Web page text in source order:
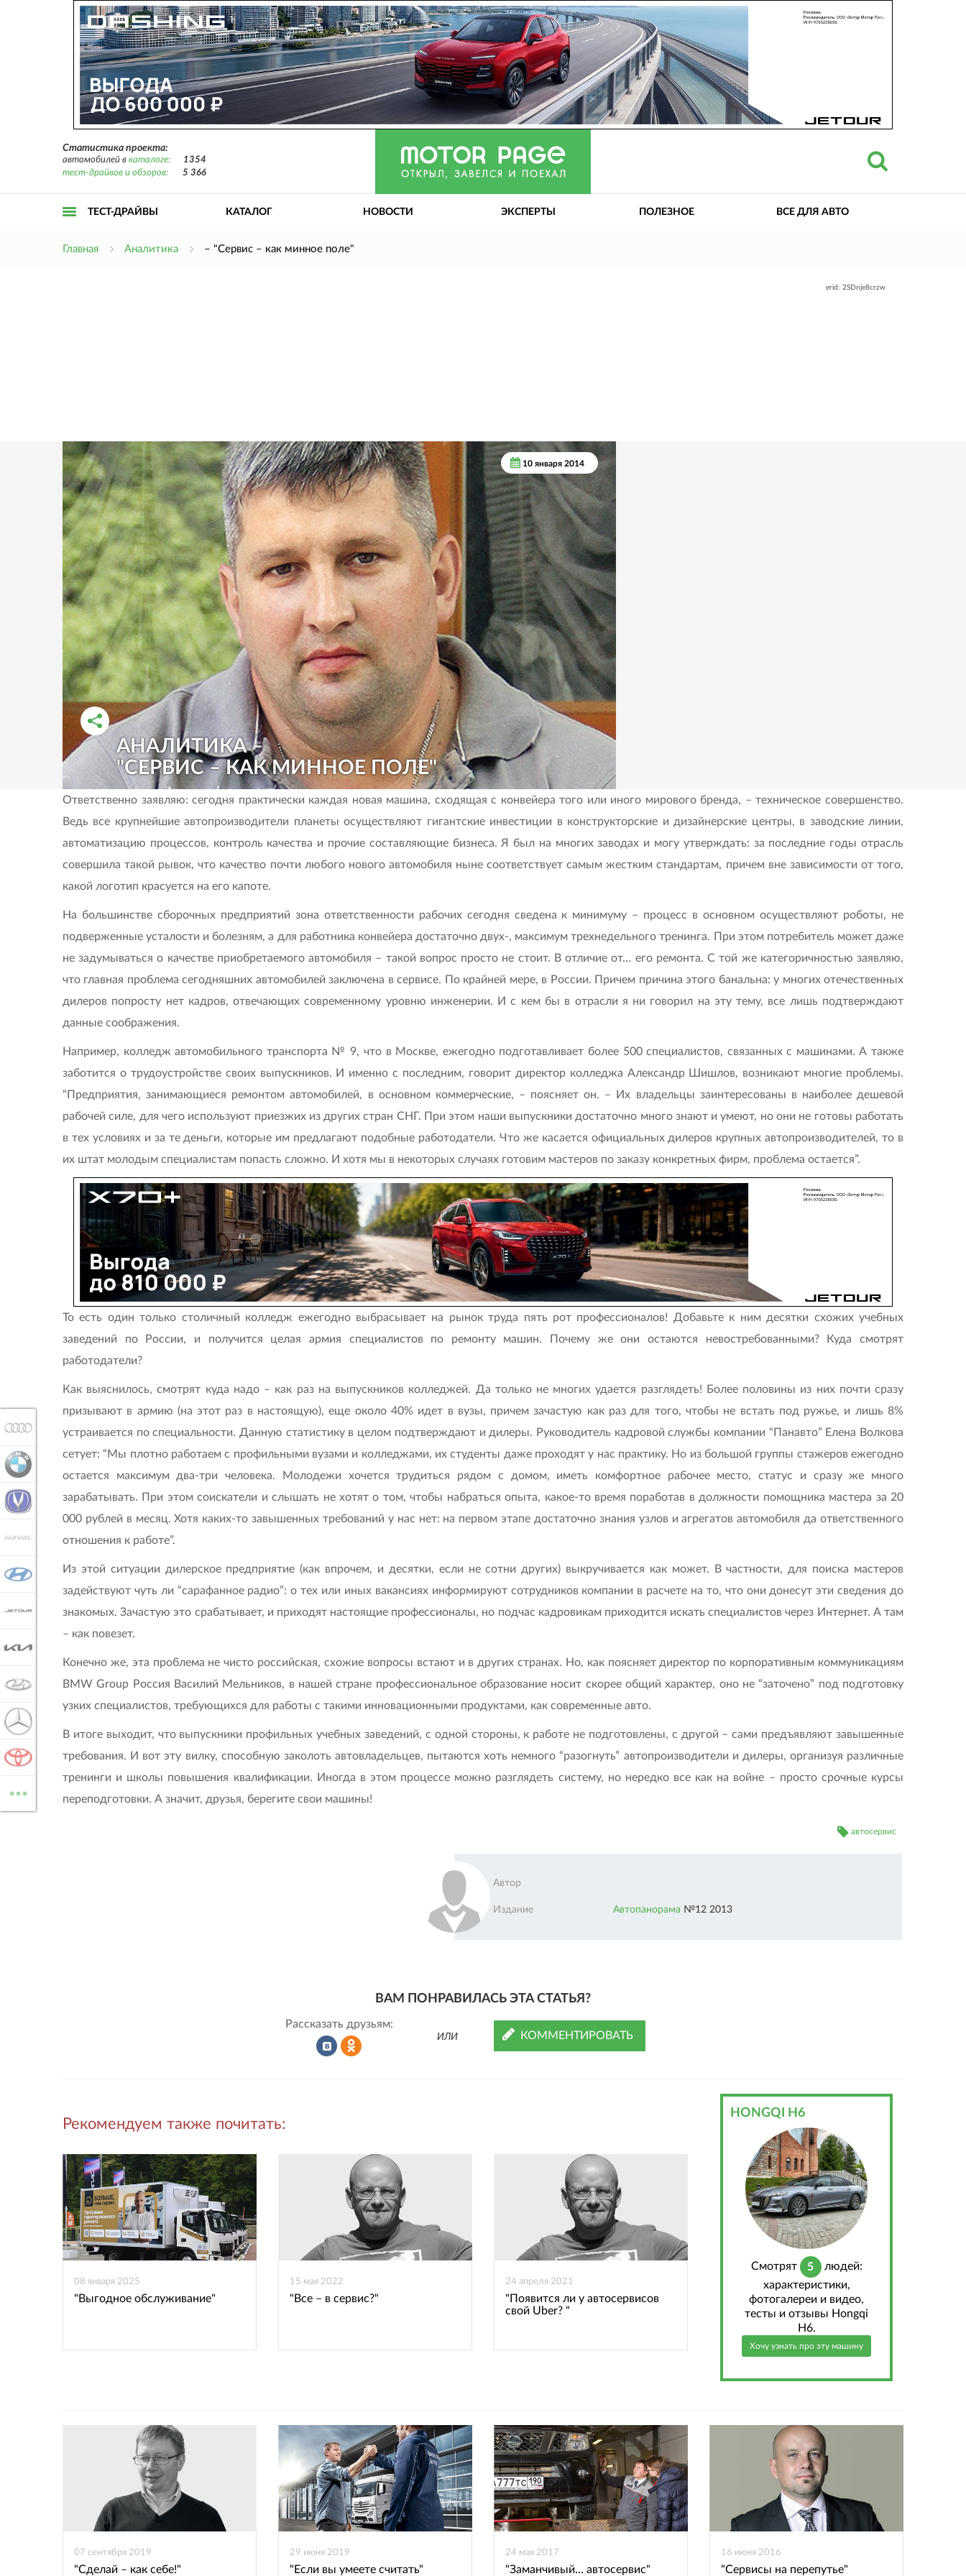
Статистика проекта:
автомобилей в каталоге:
1354
тест-драйвов и обзоров:
5 366
ТЕСТ-ДРАЙВЫ КАТАЛОГ НОВОСТИ ЭКСПЕРТЫ ПОЛЕЗНОЕ ВСЕ ДЛЯ АВТО
Главная Аналитика – "Сервис – как минное поле"
erid: 2SDnje8crzw
АНАЛИТИКА –
"СЕРВИС – КАК МИННОЕ ПОЛЕ"
10 января 2014
РАССКАЗАТЬ ВО ВКОНТАКТЕ
РАССКАЗАТЬ В ОДНОКЛАССНИКАХ
Ответственно заявляю: сегодня практически каждая новая машина, сходящая с конвейера того или иного мирового бренда, – техническое совершенство.
Ведь все крупнейшие автопроизводители планеты осуществляют гигантские инвестиции в конструкторские и дизайнерские центры, в заводские линии,
автоматизацию процессов, контроль качества и прочие составляющие бизнеса. Я был на многих заводах и могу утверждать: за последние годы отрасль
совершила такой рывок, что качество почти любого нового автомобиля ныне соответствует самым жестким стандартам, причем вне зависимости от того,
какой логотип красуется на его капоте.
На большинстве сборочных предприятий зона ответственности рабочих сегодня сведена к минимуму – процесс в основном осуществляют роботы, не
подверженные усталости и болезням, а для работника конвейера достаточно двух-, максимум трехнедельного тренинга. При этом потребитель может даже
не задумываться о качестве приобретаемого автомобиля – такой вопрос просто не стоит. В отличие от… его ремонта. С той же категоричностью заявляю,
что главная проблема сегодняшних автомобилей заключена в сервисе. По крайней мере, в России. Причем причина этого банальна: у многих отечественных
дилеров попросту нет кадров, отвечающих современному уровню инженерии. И с кем бы в отрасли я ни говорил на эту тему, все лишь подтверждают
данные соображения.
Например, колледж автомобильного транспорта № 9, что в Москве, ежегодно подготавливает более 500 специалистов, связанных с машинами. А также
заботится о трудоустройстве своих выпускников. И именно с последним, говорит директор колледжа Александр Шишлов, возникают многие проблемы.
“Предприятия, занимающиеся ремонтом автомобилей, в основном коммерческие, – поясняет он. – Их владельцы заинтересованы в наиболее дешевой
рабочей силе, для чего используют приезжих из других стран СНГ. При этом наши выпускники достаточно много знают и умеют, но они не готовы работать
в тех условиях и за те деньги, которые им предлагают подобные работодатели. Что же касается официальных дилеров крупных автопроизводителей, то в
их штат молодым специалистам попасть сложно. И хотя мы в некоторых случаях готовим мастеров по заказу конкретных фирм, проблема остается”.
То есть один только столичный колледж ежегодно выбрасывает на рынок труда пять рот профессионалов! Добавьте к ним десятки схожих учебных
заведений по России, и получится целая армия специалистов по ремонту машин. Почему же они остаются невостребованными? Куда смотрят
работодатели?
Как выяснилось, смотрят куда надо – как раз на выпускников колледжей. Да только не многих удается разглядеть! Более половины из них почти сразу
призывают в армию (на этот раз в настоящую), еще около 40% идет в вузы, причем зачастую как раз для того, чтобы не встать под ружье, и лишь 8%
устраивается по специальности. Данную статистику в целом подтверждают и дилеры. Руководитель кадровой службы компании “Панавто” Елена Волкова
сетует: “Мы плотно работаем с профильными вузами и колледжами, их студенты даже проходят у нас практику. Но из большой группы стажеров ежегодно
остается максимум два-три человека. Молодежи хочется трудиться рядом с домом, иметь комфортное рабочее место, статус и сразу же много
зарабатывать. При этом соискатели и слышать не хотят о том, чтобы набраться опыта, какое-то время поработав в должности помощника мастера за 20
000 рублей в месяц. Хотя каких-то завышенных требований у нас нет: на первом этапе достаточно знания узлов и агрегатов автомобиля да ответственного
отношения к работе”.
Из этой ситуации дилерское предприятие (как впрочем, и десятки, если не сотни других) выкручивается как может. В частности, для поиска мастеров
задействуют чуть ли “сарафанное радио”: о тех или иных вакансиях информируют сотрудников компании в расчете на то, что они донесут эти сведения до
знакомых. Зачастую это срабатывает, и приходят настоящие профессионалы, но подчас кадровикам приходится искать специалистов через Интернет. А там
– как повезет.
Конечно же, эта проблема не чисто российская, схожие вопросы встают и в других странах. Но, как поясняет директор по корпоративным коммуникациям
BMW Group Россия Василий Мельников, в нашей стране профессиональное образование носит скорее общий характер, оно не “заточено” под подготовку
узких специалистов, требующихся для работы с такими инновационными продуктами, как современные авто.
В итоге выходит, что выпускники профильных учебных заведений, с одной стороны, к работе не подготовлены, с другой – сами предъявляют завышенные
требования. И вот эту вилку, способную заколоть автовладельцев, пытаются хоть немного “разогнуть” автопроизводители и дилеры, организуя различные
тренинги и школы повышения квалификации. Иногда в этом процессе можно разглядеть систему, но нередко все как на войне – просто срочные курсы
переподготовки. А значит, друзья, берегите свои машины!
автосервис
Автор
Издание Автопанорама №12 2013
ВАМ ПОНРАВИЛАСЬ ЭТА СТАТЬЯ?
Рассказать друзьям:
ВКонтактеОдноклассниках
ИЛИ КОММЕНТИРОВАТЬ
Рекомендуем также почитать:
08 января 2025
"Выгодное обслуживание"
15 мая 2022
"Все – в сервис?"
24 апреля 2021
"Появится ли у автосервисов
свой Uber? "
HONGQI H6
Cмотрят 5
людей:
характеристики,
фотогалереи и видео,
тесты и отзывы Hongqi
H6.
Хочу узнать про эту машину
07 сентября 2019
"Сделай – как себе!"
29 июня 2019
"Если вы умеете считать"
24 мая 2017
"Заманчивый… автосервис"
16 июня 2016
"Сервисы на перепутье"
CHANGAN
HAVAL
HYUNDAI
JETOUR
LADA
TOYOTA
... ВСЕ МАРКИ